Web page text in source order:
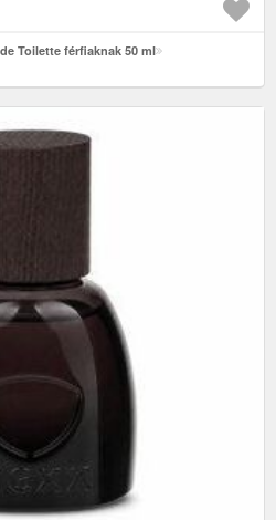
Toilette férfiaknak 50 ml